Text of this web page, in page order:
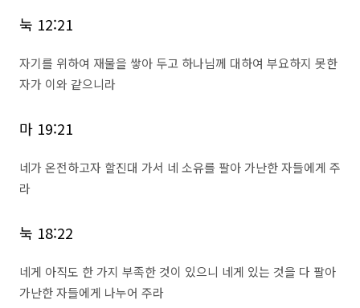
눅 12:21
자기를 위하여 재물을 쌓아 두고 하나님께 대하여 부요하지 못한
자가 이와 같으니라
마 19:21
네가 온전하고자 할진대 가서 네 소유를 팔아 가난한 자들에게 주
라
눅 18:22
네게 아직도 한 가지 부족한 것이 있으니 네게 있는 것을 다 팔아
가난한 자들에게 나누어 주라